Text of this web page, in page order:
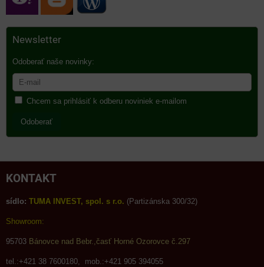
Newsletter
Odoberať naše novinky:
Chcem sa prihlásiť k odberu noviniek e-mailom
Odoberať
KONTAKT
sídlo: TUMA INVEST, spol. s r.o. (Partizánska 300/32)
Showroom:
95703 Bánovce nad Bebr.,časť Horné Ozorovce č.297
tel.:+421 38 7600180, mob.:+421 905 394055